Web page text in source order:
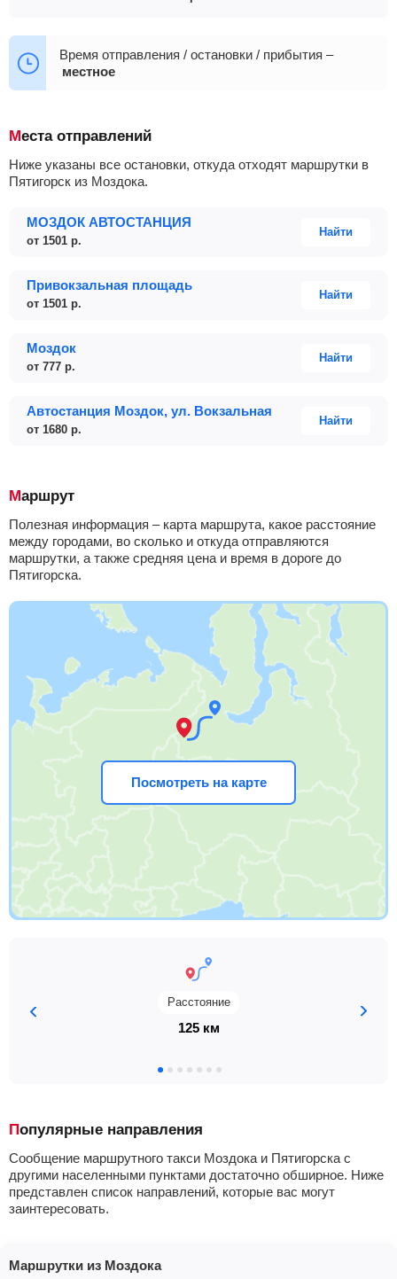
15:00
06:00 08:30 11:30
Время отправления / остановки / прибытия –
местное
Места отправлений
Ниже указаны все остановки, откуда отходят маршрутки в
Пятигорск из Моздока.
МОЗДОК АВТОСТАНЦИЯ
от 1501 р.
Найти
Моздок
от 777 р.
Найти
Привокзальная площадь
от 1501 р.
Найти
Автостанция Моздок, ул. Вокзальная
от 1680 р.
Найти
Маршрут
Полезная информация – карта маршрута, какое расстояние
между городами, во сколько и откуда отправляются
маршрутки, а также средняя цена и время в дороге до
Пятигорска.
Посмотреть на карте
Расстояние
125 км
Популярные направления
Сообщение маршрутного такси Моздока и Пятигорска с
другими населенными пунктами достаточно обширное. Ниже
представлен список направлений, которые вас могут
заинтересовать.
Маршрутки из Моздока